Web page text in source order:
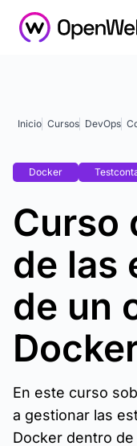
Inicio Cursos DevOps
Docker
Curso
de las
de un
En este curso
a gestionar las
Docker dentro